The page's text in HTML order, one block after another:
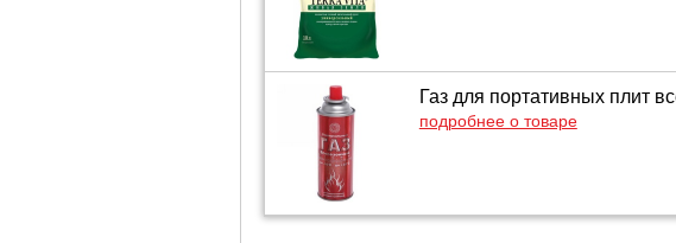
Газ для портативных плит
подробнее о товаре